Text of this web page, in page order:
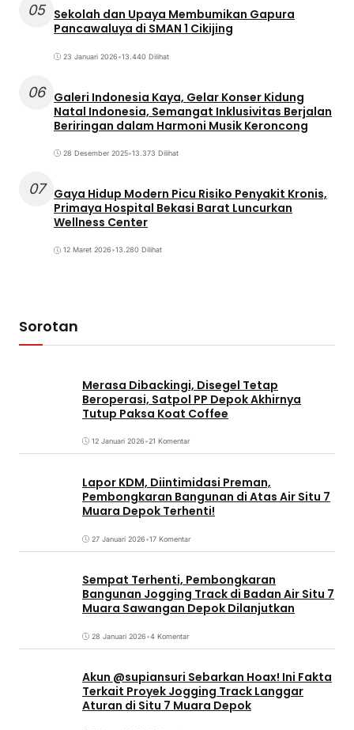
05 Sekolah dan Upaya Membumikan Gapura
Pancawaluya di SMAN 1 Cikijing
23 Januari 2026•13.440 Dilihat
06 Galeri Indonesia Kaya, Gelar Konser Kidung
Natal Indonesia, Semangat Inklusivitas Berjalan
Beriringan dalam Harmoni Musik Keroncong
28 Desember 2025•13.373 Dilihat
07
Gaya Hidup Modern Picu Risiko Penyakit Kronis,
Primaya Hospital Bekasi Barat Luncurkan
Wellness Center
12 Maret 2026•13.280 Dilihat
Sorotan
Merasa Dibackingi, Disegel Tetap
Beroperasi, Satpol PP Depok Akhirnya
Tutup Paksa Koat Coffee
12 Januari 2026•21 Komentar
Lapor KDM, Diintimidasi Preman,
Pembongkaran Bangunan di Atas Air Situ 7
Muara Depok Terhenti!
27 Januari 2026•17 Komentar
Sempat Terhenti, Pembongkaran
Bangunan Jogging Track di Badan Air Situ 7
Muara Sawangan Depok Dilanjutkan
28 Januari 2026•4 Komentar
Akun @supiansuri Sebarkan Hoax! Ini Fakta
Terkait Proyek Jogging Track Langgar
Aturan di Situ 7 Muara Depok